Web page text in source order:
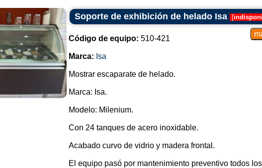
Soporte de exhibición de helado Isa [
Código de equipo: 510-421
Marca: Isa
Mostrar escaparate de helado.
Marca: Isa.
Modelo: Milenium.
Con 24 tanques de acero inoxidable.
Acabado curvo de vidrio y madera frontal.
El equipo pasó por mantenimiento preventivo todos